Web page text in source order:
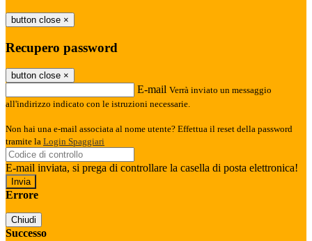
button close ×
Recupero password
button close ×
E-mail Verrà inviato un messaggio
all'indirizzo indicato con le istruzioni necessarie.
Non hai una e-mail associata al nome utente? Effettua il reset della password
tramite la Login Spaggiari
E-mail inviata, si prega di controllare la casella di posta elettronica!
Errore
Chiudi
Successo